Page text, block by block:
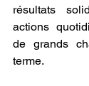
résultats
actions
de grands
terme.